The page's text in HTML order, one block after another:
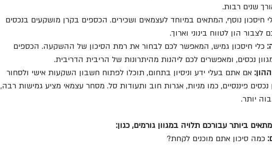
שנים רבות.
חיסכון נוסף, המתאים במיוחד לעצמאים ושכירים. הכספים בקרן מושקעים בנכסים
הון לטווח בינוני וארוך.
כלי חיסכון גמיש, המאפשר לכם לבחור את רמת הסיכון של ההשקעה. הכספים
נכסים, ומאפשרים לכם ליהנות מהיתרונות של הריבית הדריבית.
אם אתם בעלי ידע וניסיון בתחום, תוכלו לפתוח חשבון השקעות אישי ולסחור
נכסים פיננסיים, כמו מניות, אגרות חוב ותעודות סל. מסחר עצמאי מציע גמישות רבה,
יותר.
ביותר עבורכם תלויה במגוון גורמים, כגון:
כמה סיכון אתם מוכנים לקחת?